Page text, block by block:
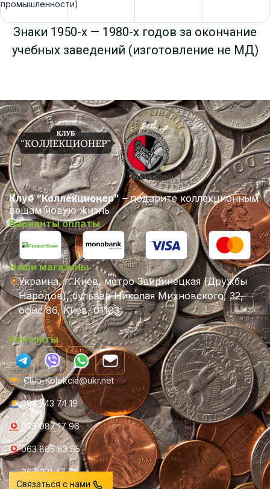
промышленности)
Знаки 1950-х — 1980-х годов за окончание
учебных заведений (изготовление не МД)
Клуб “Коллекционер” – подарите коллекционным
вещам новую жизнь
Варианты оплаты
Наши магазины
Украина, г. Киев, метро Звиринецкая (Дружбы
Народов), бульвар Николая Михновского, 32,
офис 86, Киев, 01103
Контакты
Club-Kolekcia@ukr.net
093 243 74 19
095 087 17 96
063 865 83 65
067 231 47 71
Связаться с нами